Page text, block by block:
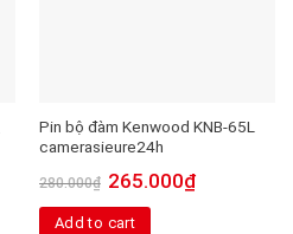
Pin bộ đàm Kenwood KNB-65L
camerasieure24h
280.000₫ 265.000₫
Add to cart